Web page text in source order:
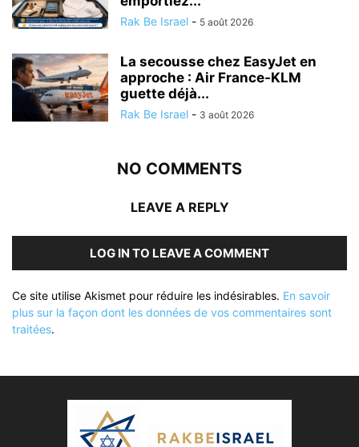
Rak Be Israel - 5 août 2026
La secousse chez EasyJet en
approche : Air France-KLM
guette déjà...
Rak Be Israel - 3 août 2026
NO COMMENTS
LEAVE A REPLY
LOG IN TO LEAVE A COMMENT
Ce site utilise Akismet pour réduire les indésirables. En savoir
plus sur la façon dont les données de vos commentaires sont
traitées.